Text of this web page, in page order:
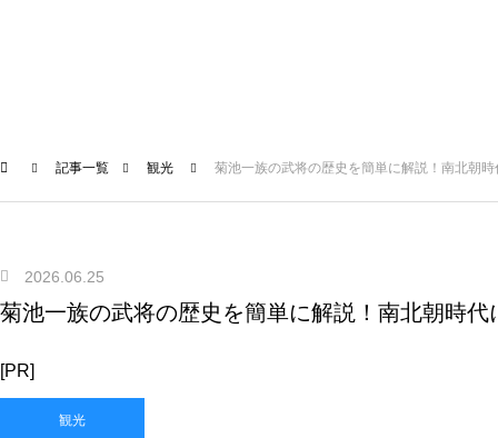
記事一覧 観光 菊池一族の武将の歴史を簡単に解説！南北朝
2026.06.25
菊池一族の武将の歴史を簡単に解説！南北朝時
[PR]
観光